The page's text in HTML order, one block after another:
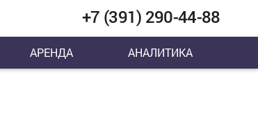
+7 (391) 290-44-88
АРЕНДА АНАЛИТИКА